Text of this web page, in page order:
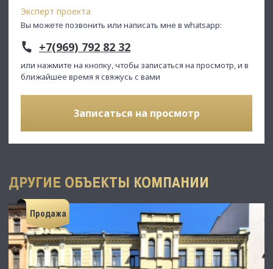
Эксперт проекта
Вы можете позвонить или написать мне в whatsapp:
+7(969) 792 82 32
или нажмите на кнопку, чтобы записаться на просмотр, и в
ближайшее время я свяжусь с вами
Записаться на просмотр
ДРУГИЕ ОБЪЕКТЫ КОМПАНИИ
Продажа